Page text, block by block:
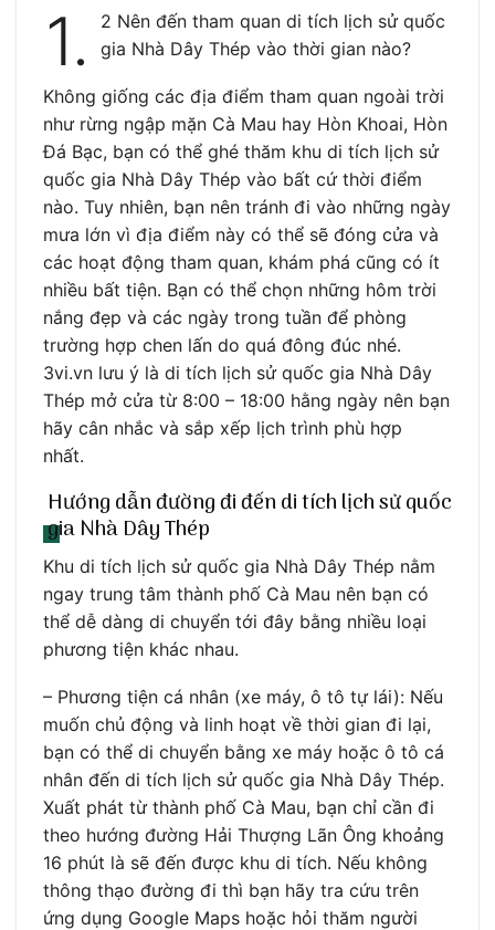
1.
2 Nên đến tham quan di tích lịch sử quốc
gia Nhà Dây Thép vào thời gian nào?
Không giống các địa điểm tham quan ngoài trời
như rừng ngập mặn Cà Mau hay Hòn Khoai, Hòn
Đá Bạc, bạn có thể ghé thăm khu di tích lịch sử
quốc gia Nhà Dây Thép vào bất cứ thời điểm
nào. Tuy nhiên, bạn nên tránh đi vào những ngày
mưa lớn vì địa điểm này có thể sẽ đóng cửa và
các hoạt động tham quan, khám phá cũng có ít
nhiều bất tiện. Bạn có thể chọn những hôm trời
nắng đẹp và các ngày trong tuần để phòng
trường hợp chen lấn do quá đông đúc nhé.
3vi.vn lưu ý là di tích lịch sử quốc gia Nhà Dây
Thép mở cửa từ 8:00 – 18:00 hằng ngày nên bạn
hãy cân nhắc và sắp xếp lịch trình phù hợp
nhất.
Hướng dẫn đường đi đến di tích lịch sử quốc
gia Nhà Dây Thép
Khu di tích lịch sử quốc gia Nhà Dây Thép nằm
ngay trung tâm thành phố Cà Mau nên bạn có
thể dễ dàng di chuyển tới đây bằng nhiều loại
phương tiện khác nhau.
– Phương tiện cá nhân (xe máy, ô tô tự lái): Nếu
muốn chủ động và linh hoạt về thời gian đi lại,
bạn có thể di chuyển bằng xe máy hoặc ô tô cá
nhân đến di tích lịch sử quốc gia Nhà Dây Thép.
Xuất phát từ thành phố Cà Mau, bạn chỉ cần đi
theo hướng đường Hải Thượng Lãn Ông khoảng
16 phút là sẽ đến được khu di tích. Nếu không
thông thạo đường đi thì bạn hãy tra cứu trên
ứng dụng Google Maps hoặc hỏi thăm người